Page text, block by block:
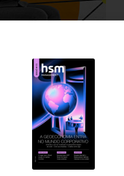
4 DE AGOSTO DE 2026 14H00
e a ilusão do
trabalho presencial tem sido
para desafios de